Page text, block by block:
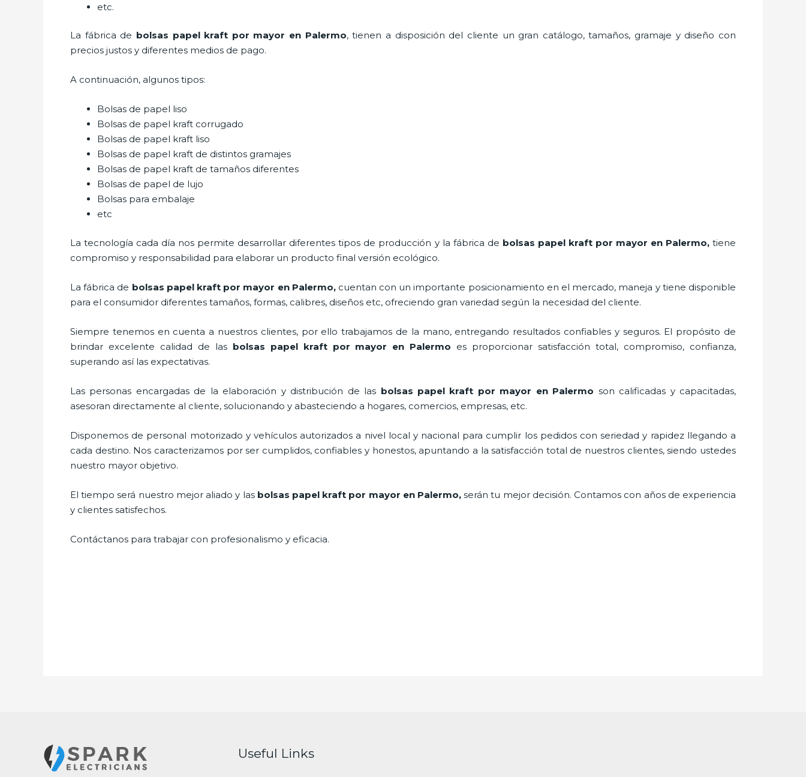
etc.
La fábrica de bolsas papel kraft por mayor en Palermo, tienen a disposición del cliente un gran catálogo, tamaños, gramaje y diseño con
precios justos y diferentes medios de pago.
A continuación, algunos tipos:
Bolsas de papel liso
Bolsas de papel kraft corrugado
Bolsas de papel kraft liso
Bolsas de papel kraft de distintos gramajes
Bolsas de papel kraft de tamaños diferentes
Bolsas de papel de lujo
Bolsas para embalaje
etc
La tecnología cada día nos permite desarrollar diferentes tipos de producción y la fábrica de bolsas papel kraft por mayor en Palermo,tiene
compromiso y responsabilidad para elaborar un producto final versión ecológico.
La fábrica de bolsas papel kraft por mayor en Palermo, cuentan con un importante posicionamiento en el mercado, maneja y tiene disponible
para el consumidor diferentes tamaños, formas, calibres, diseños etc, ofreciendo gran variedad según la necesidad del cliente.
Siempre tenemos en cuenta a nuestros clientes, por ello trabajamos de la mano, entregando resultados confiables y seguros. El propósito de
brindar excelente calidad de las bolsas papel kraft por mayor en Palermo es proporcionar satisfacción total, compromiso, confianza,
superando así las expectativas.
Las personas encargadas de la elaboración y distribución de las bolsas papel kraft por mayor en Palermo son calificadas y capacitadas,
asesoran directamente al cliente, solucionando y abasteciendo a hogares, comercios, empresas, etc.
Disponemos de personal motorizado y vehículos autorizados a nivel local y nacional para cumplir los pedidos con seriedad y rapidez llegando a
cada destino. Nos caracterizamos por ser cumplidos, confiables y honestos, apuntando a la satisfacción total de nuestros clientes, siendo ustedes
nuestro mayor objetivo.
El tiempo será nuestro mejor aliado y las bolsas papel kraft por mayor en Palermo,serán tu mejor decisión. Contamos con años de experiencia
y clientes satisfechos.
Contáctanos para trabajar con profesionalismo y eficacia.
Useful Links